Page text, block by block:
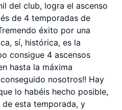
del club, logra el ascenso
de 4 temporadas de
éxito por una
sí, histórica, es la
consigue 4 ascensos
hasta la máxima
nosotros!! Hay
lo habéis hecho posible,
esta temporada, y